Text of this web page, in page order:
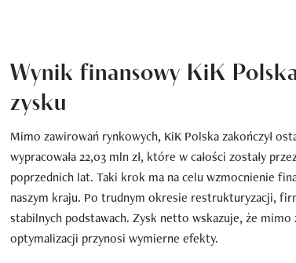
Wynik finansowy KiK
zysku
Mimo zawirowań rynkowych, KiK Polska zakończył
wypracowała 22,03 mln zł, które w całości zostały
poprzednich lat. Taki krok ma na celu wzmocnienie
naszym kraju. Po trudnym okresie restrukturyzacji,
stabilnych podstawach. Zysk netto wskazuje, że
optymalizacji przynosi wymierne efekty.